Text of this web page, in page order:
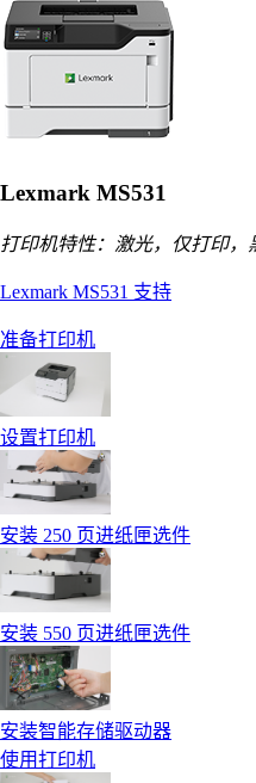
Lexmark MS531
打印机特性：激光，仅打印，
Lexmark MS531 支持
准备打印机
设置打印机
安装 250 页进纸匣选件
安装 550 页进纸匣选件
安装智能存储驱动器
使用打印机